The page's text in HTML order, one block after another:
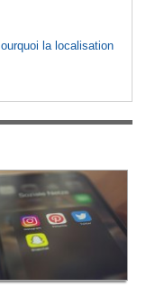
la localisation